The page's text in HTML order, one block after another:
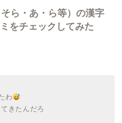
ら・あ・ら等）の漢字
をチェックしてみた
わ
きたんだろ